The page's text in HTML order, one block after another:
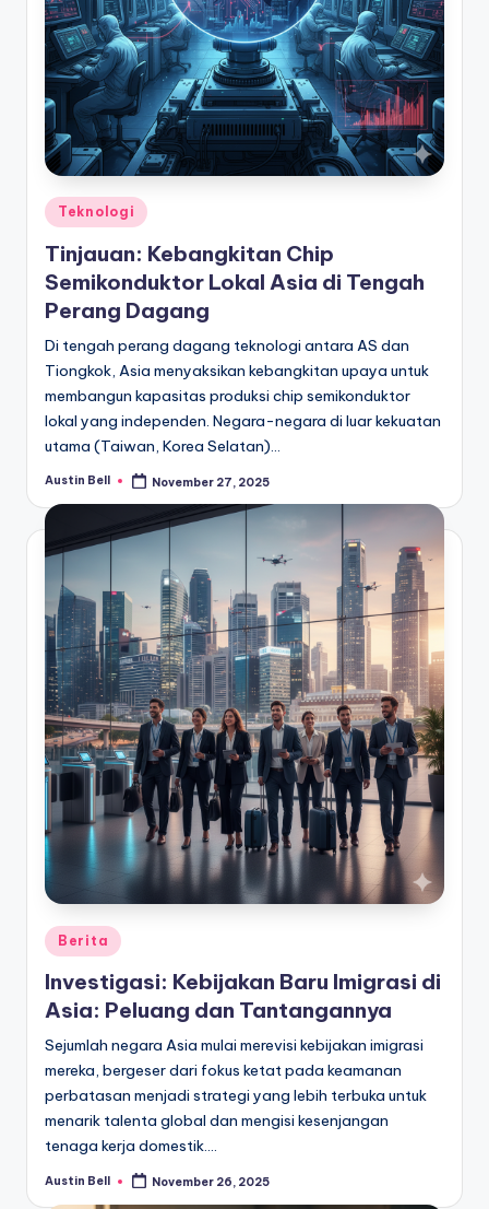
Posted
Teknologi
Tinjauan: Kebangkitan Chip
Semikonduktor Lokal Asia di Tengah
Perang Dagang
Di tengah perang dagang teknologi antara AS dan
Tiongkok, Asia menyaksikan kebangkitan upaya untuk
membangun kapasitas produksi chip semikonduktor
lokal yang independen. Negara-negara di luar kekuatan
utama (Taiwan, Korea Selatan)…
Posted
Austin Bell November 27, 2025
Posted
in
Berita
Investigasi: Kebijakan Baru Imigrasi di
Asia: Peluang dan Tantangannya
Sejumlah negara Asia mulai merevisi kebijakan imigrasi
mereka, bergeser dari fokus ketat pada keamanan
perbatasan menjadi strategi yang lebih terbuka untuk
menarik talenta global dan mengisi kesenjangan
tenaga kerja domestik.…
Posted
Austin Bell November 26, 2025